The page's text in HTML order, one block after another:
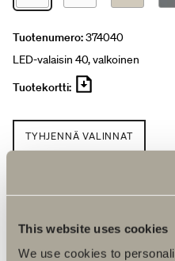
This website uses cookies
We use cookies to
Tuotenumero:374040
LED-valaisin 40, valkoinen
Tuotekortti:
TYHJENNÄ VALINNAT